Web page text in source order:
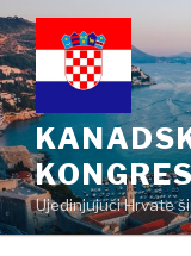
Preskoči
na
sadržaj
Ujedinjujući Hrvate